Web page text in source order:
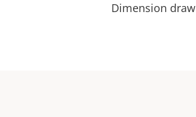
Dimension